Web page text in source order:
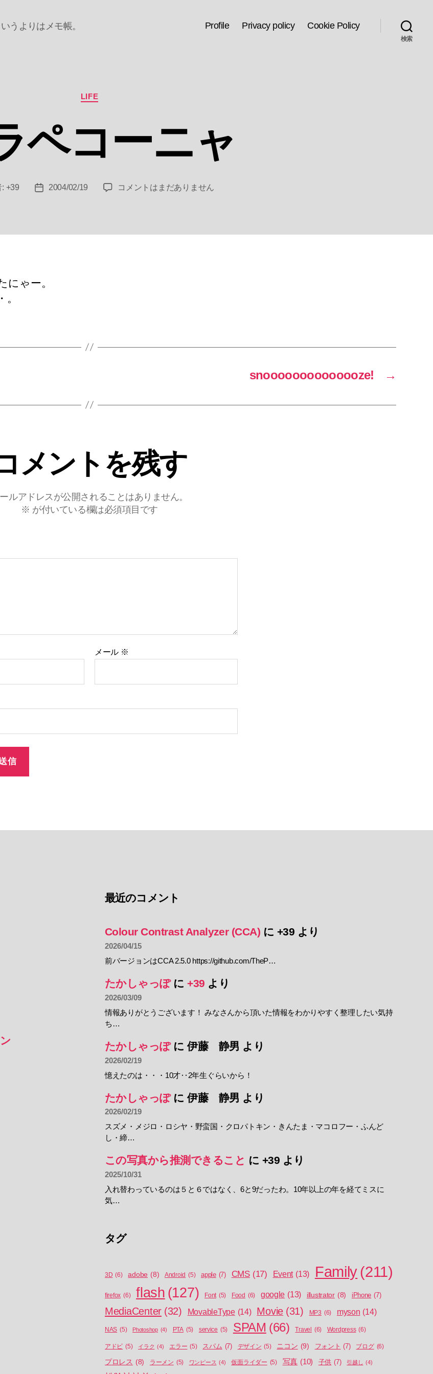
うよりはメモ帳。 Profile Privacy policy Cookie Policy
検索
カ
テ
ー
LIFE
ペコーニャ
: +39
投
2004/02/19
ハ
ー
コメントはまだありません
にゃー。
。
→
snoooooooooooooze!
メントを残す
ルアドレスが公開されることはありません。
※ が付いている欄は必須項目です
メール ※
最近のコメント
Colour Contrast Analyzer (CCA) に +39 より
2026/04/15
前バージョンはCCA 2.5.0 https://github.com/TheP…
たかしゃっぽに+39 より
2026/03/09
情報ありがとうございます！ みなさんから頂いた情報をわかりやすく整理したい気持
ち…
たかしゃっぽに伊藤 静男 より
2026/02/19
憶えたのは・・・10才‥2年生ぐらいから！
たかしゃっぽに伊藤 静男 より
2026/02/19
スズメ・メジロ・ロシヤ・野蛮国・クロパトキン・きんたま・マコロフー・ふんど
し・締…
この写真から推測できること に +39 より
2025/10/31
入れ替わっているのは５と６ではなく、6と9だったわ。10年以上の年を経てミスに
気…
タグ
3D (6) adobe (8) Android (5) apple (7) CMS (17) Event (13) Family(211)
firefox (6) flash (127) Font (5) Food (6) google (13) illustrator (8) iPhone (7)
MediaCenter (32) MovableType (14) Movie (31) MP3 (6) myson (14)
NAS (5) Photoshop (4) PTA (5) service (5) SPAM (66) Travel (6) Wordpress (6)
アドビ (5) イラク (4) エラー (5) スパム (7) デザイン (5) ニコン (9) フォント (7) ブログ (6)
プロレス (8) ラーメン (5) ワンピース (4) 仮面ライダー (5) 写真 (10) 子供 (7) 引越し (4)